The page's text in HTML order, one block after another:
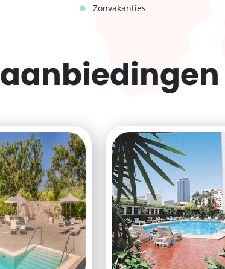
Zonvakanties
aanbiedingen